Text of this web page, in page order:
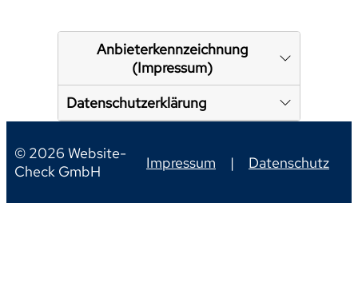
Anbieterkennzeichnung
(Impressum)
Datenschutzerklärung
© 2026 Website-
Check GmbH
Impressum | Datenschutz